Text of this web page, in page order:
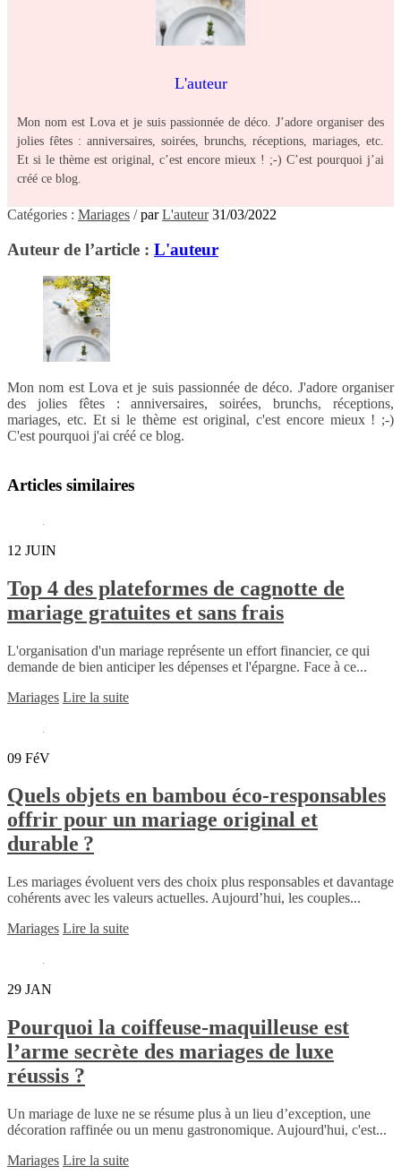
L'auteur
Mon nom est Lova et je suis passionnée de déco. J’adore organiser des
jolies fêtes : anniversaires, soirées, brunchs, réceptions, mariages, etc.
Et si le thème est original, c’est encore mieux ! ;-) C’est pourquoi j’ai
créé ce blog.
Catégories : Mariages /parL'auteur 31/03/2022
Auteur de l’article : L'auteur
Mon nom est Lova et je suis passionnée de déco. J'adore organiser
des jolies fêtes : anniversaires, soirées, brunchs, réceptions,
mariages, etc. Et si le thème est original, c'est encore mieux ! ;-)
C'est pourquoi j'ai créé ce blog.
Articles similaires
12 JUIN
Top 4 des plateformes de cagnotte de
mariage gratuites et sans frais
L'organisation d'un mariage représente un effort financier, ce qui
demande de bien anticiper les dépenses et l'épargne. Face à ce...
Mariages Lire la suite
09 FéV
Quels objets en bambou éco-responsables
offrir pour un mariage original et
durable ?
Les mariages évoluent vers des choix plus responsables et davantage
cohérents avec les valeurs actuelles. Aujourd’hui, les couples...
Mariages Lire la suite
29 JAN
Pourquoi la coiffeuse-maquilleuse est
l’arme secrète des mariages de luxe
réussis ?
Un mariage de luxe ne se résume plus à un lieu d’exception, une
décoration raffinée ou un menu gastronomique. Aujourd'hui, c'est...
Mariages Lire la suite